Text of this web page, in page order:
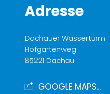
Adresse
Dachauer Wasserturm
Hofgartenweg
85221 Dachau
GOOGLE MAPS...